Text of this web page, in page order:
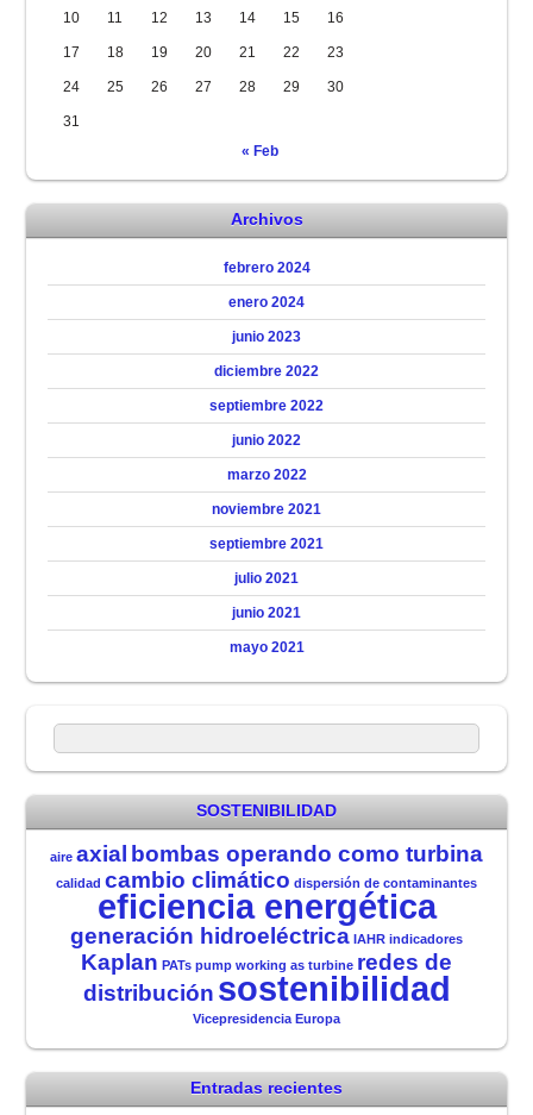
10 11 12 13 14 15 16
17 18 19 20 21 22 23
24 25 26 27 28 29 30
31
« Feb
Archivos
febrero 2024
enero 2024
junio 2023
diciembre 2022
septiembre 2022
junio 2022
marzo 2022
noviembre 2021
septiembre 2021
julio 2021
junio 2021
mayo 2021
SOSTENIBILIDAD
aire axial bombas operando como turbina
calidad cambio climático dispersión de contaminantes
eficiencia energética
generación hidroeléctrica IAHR indicadores
Kaplan PATs pump working as turbine redes de
distribución sostenibilidad
Vicepresidencia Europa
Entradas recientes